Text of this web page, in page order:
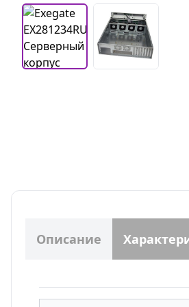
Описание